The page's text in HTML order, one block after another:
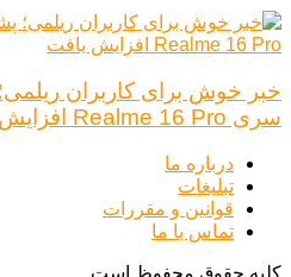
خبر خوش برای کاربران
سری Realme 16 Pro افزایش یافت
درباره ما
تبلیغات
قوانین و مقررات
تماس با ما